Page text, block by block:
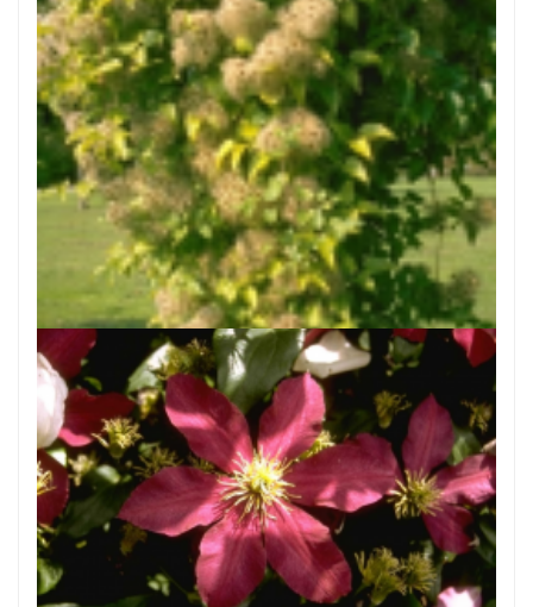
Bosrank
Clematis vitalba